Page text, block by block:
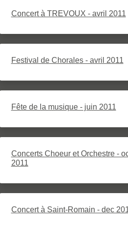
Concert à TREVOUX - avril 2011
Festival de Chorales - avril 2011
Fête de la musique - juin 2011
Concerts Choeur et Orchestre -
2011
Concert à Saint-Romain - dec